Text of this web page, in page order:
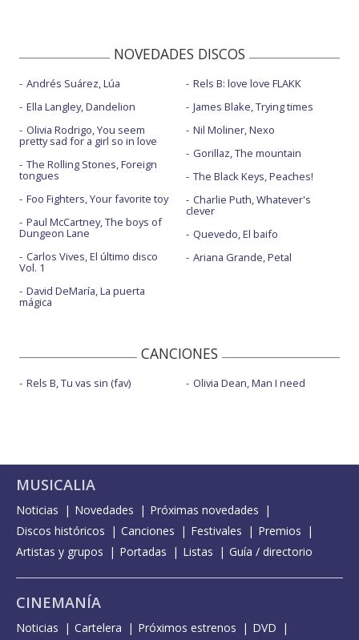
NOVEDADES DISCOS
Andrés Suárez, Lúa
Ella Langley, Dandelion
Olivia Rodrigo, You seem
pretty sad for a girl so in love
The Rolling Stones, Foreign
tongues
Foo Fighters, Your favorite toy
Paul McCartney, The boys of
Dungeon Lane
Carlos Vives, El último disco
Vol. 1
David DeMaría, La puerta
mágica
Rels B: love love FLAKK
James Blake, Trying times
Nil Moliner, Nexo
Gorillaz, The mountain
The Black Keys, Peaches!
Charlie Puth, Whatever's
clever
Quevedo, El baifo
Ariana Grande, Petal
CANCIONES
Rels B, Tu vas sin (fav) Olivia Dean, Man I need
MUSICALIA
Noticias Novedades
Próximas novedades
Discos históricos
Canciones Festivales
Premios
Artistas y grupos
Portadas Listas Guía / directorio
CINEMANÍA
Noticias Cartelera Próximos estrenos
DVD